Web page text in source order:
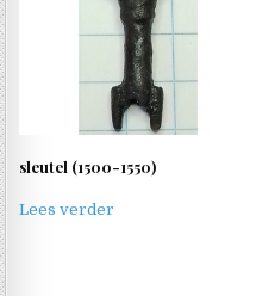
sleutel (1500-1550)
Lees verder